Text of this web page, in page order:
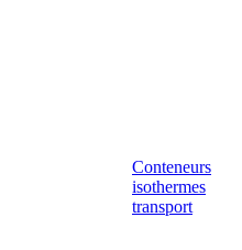
Conteneurs
isothermes
transport